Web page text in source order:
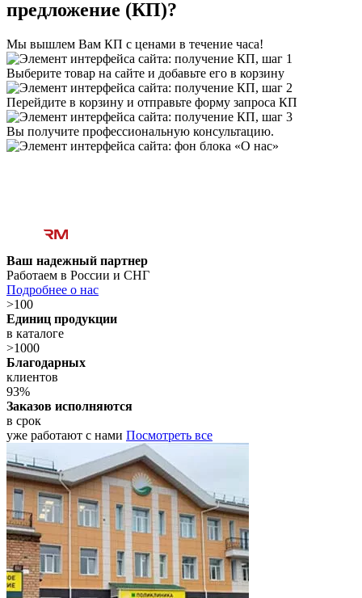
предложение (КП)?
Мы вышлем Вам КП с ценами в течение часа!
Выберите товар на сайте и добавьте его в корзину
Перейдите в корзину и отправьте форму запроса КП
Вы получите профессиональную консультацию.
Ваш надежный партнер
Работаем в России и СНГ
Подробнее о нас
>100
Единиц продукции
в каталоге
>1000
Благодарных
клиентов
93%
Заказов исполняются
в срок
уже работают с нами Посмотреть все